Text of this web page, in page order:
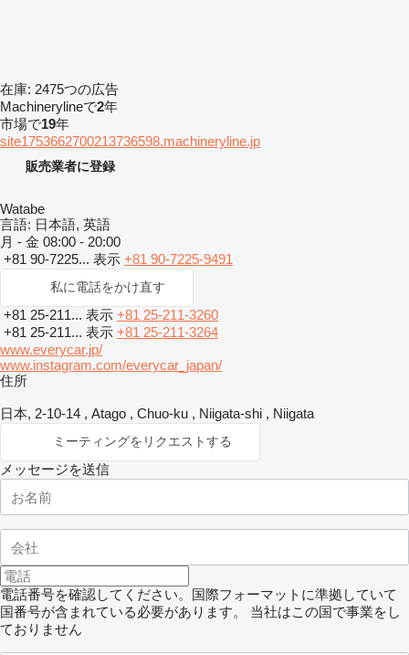
在庫: 2475つの広告
Machinerylineで2年
市場で19年
site1753662700213736598.machineryline.jp
販売業者に登録
Watabe
言語: 日本語, 英語
月 - 金 08:00 - 20:00
+81 90-7225... 表示 +81 90-7225-9491
私に電話をかけ直す
+81 25-211... 表示 +81 25-211-3260
+81 25-211... 表示 +81 25-211-3264
www.everycar.jp/
www.instagram.com/everycar_japan/
住所
日本, 2-10-14 , Atago , Chuo-ku , Niigata-shi , Niigata
ミーティングをリクエストする
メッセージを送信
電話番号を確認してください。国際フォーマットに準拠していて
国番号が含まれている必要があります。
当社はこの国で事業をし
ておりません